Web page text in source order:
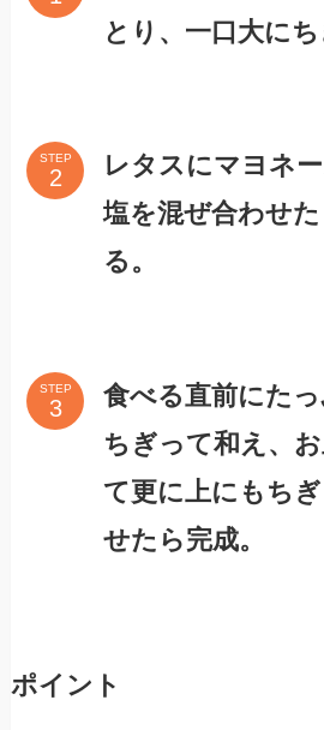
とり、一口大にち
STEP
レタスにマヨネー
塩を混ぜ合わせ
る。
STEP
食べる直前にた
ちぎって和え、
て更に上にもち
せたら完成。
ポイント